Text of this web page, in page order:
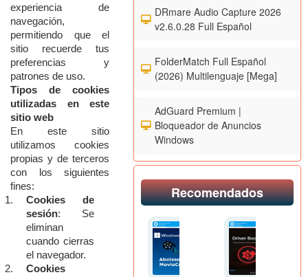
experiencia de
navegación,
permitiendo que el
sitio recuerde tus
preferencias y
patrones de uso.
Tipos de cookies
utilizadas en este
sitio web
En este sitio
utilizamos cookies
propias y de terceros
con los siguientes
fines:
Cookies de
sesión: Se
eliminan
cuando cierras
el navegador.
Cookies
DRmare Audio Capture 2026
v2.6.0.28 Full Español
FolderMatch Full Español
(2026) Multilenguaje [Mega]
AdGuard Premium |
Bloqueador de Anuncios
Windows
Recomendados